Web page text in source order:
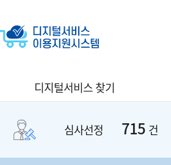
디지털서비스 찾기
심사선정 715 건